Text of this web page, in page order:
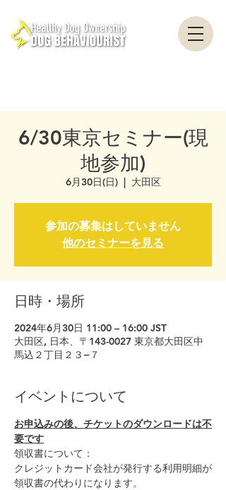
6/30東京セミナー(現
地参加)
6月30日(日)
  |
大田区
参加の募集はしていません
他のセミナーを見る
日時・場所
2024年6月30日 11:00 – 16:00 JST
大田区, 日本、〒143-0027 東京都大田区中
馬込２丁目２３−７
イベントについて
お申込みの後、チケットのダウンロードは不
要です
領収書について：
クレジットカード会社が発行する利用明細が
領収書の代わりになります。